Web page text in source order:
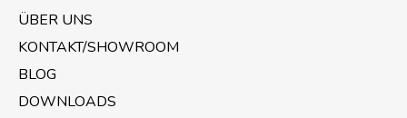
ÜBER UNS
KONTAKT/SHOWROOM
BLOG
DOWNLOADS